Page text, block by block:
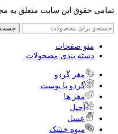
تمامی حقوق این سایت متعلق به
جست
منو صفحات
دسته بندی مصحولات
مغز گردو
گردو با پوست
مغز ها
آجیل
عسل
میوه خشک